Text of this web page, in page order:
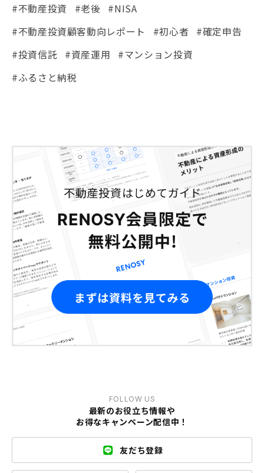
#不動産投資 #老後 #NISA
#不動産投資顧客動向レポート
#初心者
#確定申告
#投資信託
#資産運用
#マンション投資
#ふるさと納税
FOLLOW US
最新のお役立ち情報や
お得なキャンペーン配信中！
友だち登録